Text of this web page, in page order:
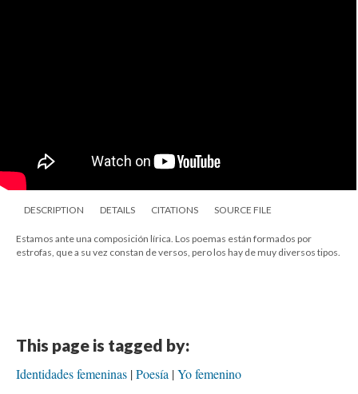
DESCRIPTION DETAILS CITATIONS SOURCE FILE
Estamos ante una composición lírica. Los poemas están formados por
estrofas, que a su vez constan de versos, pero los hay de muy diversos tipos.
This page is tagged by:
Identidades femeninas Poesía Yo femenino